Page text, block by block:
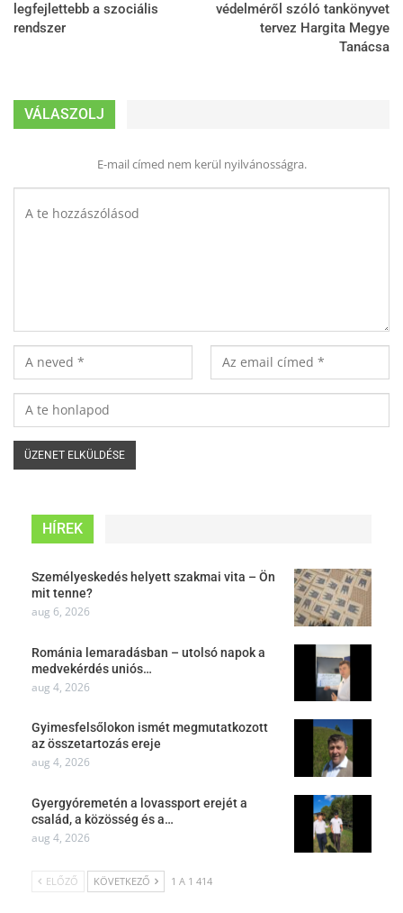
legfejlettebb a szociális
rendszer
védelméről szóló tankönyvet
tervez Hargita Megye
Tanácsa
VÁLASZOLJ
E-mail címed nem kerül nyilvánosságra.
HÍREK
Személyeskedés helyett szakmai vita – Ön
mit tenne?
aug 6, 2026
Románia lemaradásban – utolsó napok a
medvekérdés uniós…
aug 4, 2026
Gyimesfelsőlokon ismét megmutatkozott
az összetartozás ereje
aug 4, 2026
Gyergyóremetén a lovassport erejét a
család, a közösség és a…
aug 4, 2026
ELŐZŐ KÖVETKEZŐ 1 A 1 414